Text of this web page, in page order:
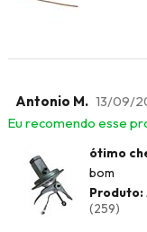
Antonio M. 13/09/
Eu recomendo esse
ótimo
bom
Produto:
(259)